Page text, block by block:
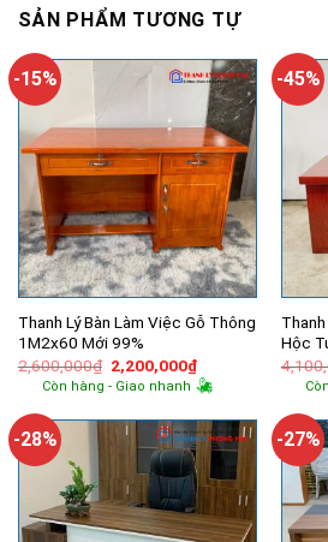
SẢN PHẨM TƯƠNG TỰ
-15%
Thanh Lý Bàn Làm Việc Gỗ Thông
1M2x60 Mới 99%
2,600,000₫ Giá
gốc
là:
2,200,000₫Giá
hiện
tại
2,200,000₫.
Còn hàng - Giao nhanh
-45%
Hộc
-28% -27%